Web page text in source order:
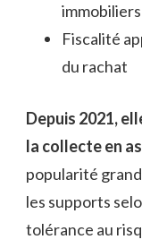
immobiliers
Fiscalité
du rachat
Depuis 2021,
la collecte en
popularité
les supports
tolérance au